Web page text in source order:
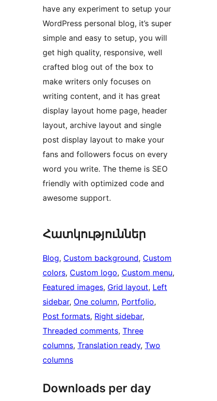
have any experiment to setup your
WordPress personal blog, it’s super
simple and easy to setup, you will
get high quality, responsive, well
crafted blog out of the box to
make writers only focuses on
writing content, and it has great
display layout home page, header
layout, archive layout and single
post display layout to make your
fans and followers focus on every
word you write. The theme is SEO
friendly with optimized code and
awesome support.
Հատկություններ
Blog, Custom background, Custom
colors, Custom logo, Custom menu
Featured images, Grid layout, Left
sidebar, One column, Portfolio
Post formats, Right sidebar
Threaded comments, Three
columns, Translation ready, Two
columns
Downloads per day